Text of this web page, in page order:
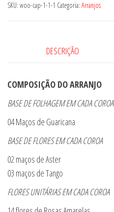
SKU: woo-cap-1-1-1 Categoria: Arranjos
DESCRIÇÃO
COMPOSIÇÃO DO ARRANJO
BASE DE FOLHAGEM EM CADA COROA
04 Maços de Guaricana
BASE DE FLORES EM CADA COROA
02 maços de Aster
03 maços de Tango
FLORES UNITÁRIAS EM CADA COROA